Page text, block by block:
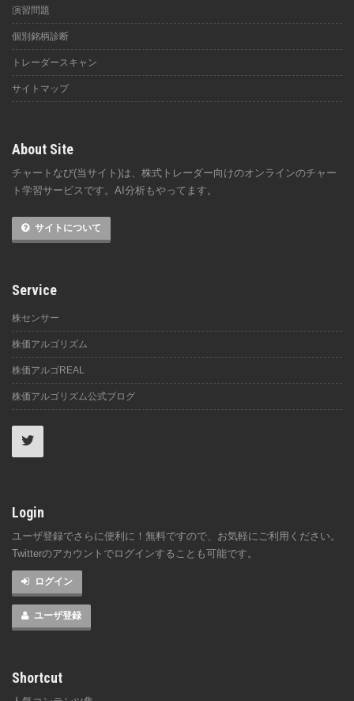
演習問題
個別銘柄診断
トレーダースキャン
サイトマップ
About Site
チャートなび(当サイト)は、株式トレーダー向けのオンラインのチャー
ト学習サービスです。AI分析もやってます。
サイトについて
Service
株センサー
株価アルゴリズム
株価アルゴREAL
株価アルゴリズム公式ブログ
Login
ユーザ登録でさらに便利に！無料ですので、お気軽にご利用ください。
Twitterのアカウントでログインすることも可能です。
ログイン
ユーザ登録
Shortcut